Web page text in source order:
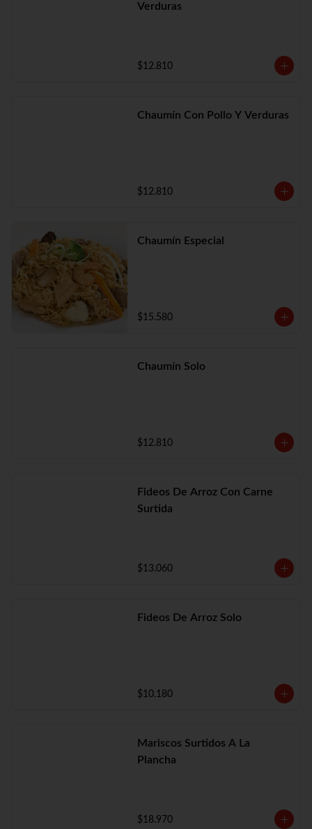
Verduras
$12.810
Chaumín Con Pollo Y Verduras
$12.810
Chaumín Especial
$15.580
Chaumín Solo
$12.810
Fideos De Arroz Con Carne
Surtida
$13.060
Fideos De Arroz Solo
$10.180
Mariscos Surtidos A La
Plancha
$18.970